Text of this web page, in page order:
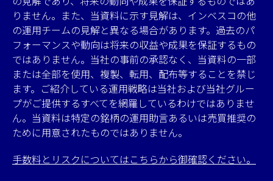
りません。また、当資料に示す見解は、インベスコの他
の運用チームの見解と異なる場合があります。過去のパ
フォーマンスや動向は将来の収益や成果を保証するもの
ではありません。当社の事前の承認なく、当資料の一部
または全部を使用、複製、転用、配布等することを禁じ
ます。ご紹介している運用戦略は当社および当社グルー
プがご提供するすべてを網羅しているわけではありませ
ん。当資料は特定の銘柄の運用助言あるいは売買推奨の
ために用意されたものではありません。
手数料とリスクについてはこちらから御確認ください。